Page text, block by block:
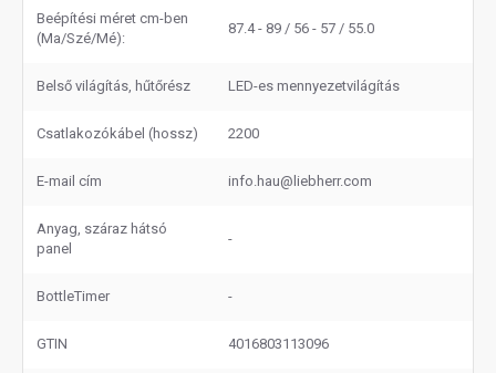
Beépítési méret cm-ben
(Ma/Szé/Mé):
87.4 - 89 / 56 - 57 / 55.0
Belső világítás, hűtőrész LED-es mennyezetvilágítás
Csatlakozókábel (hossz) 2200
E-mail cím info.hau@liebherr.com
Anyag, száraz hátsó
panel
-
BottleTimer -
GTIN 4016803113096